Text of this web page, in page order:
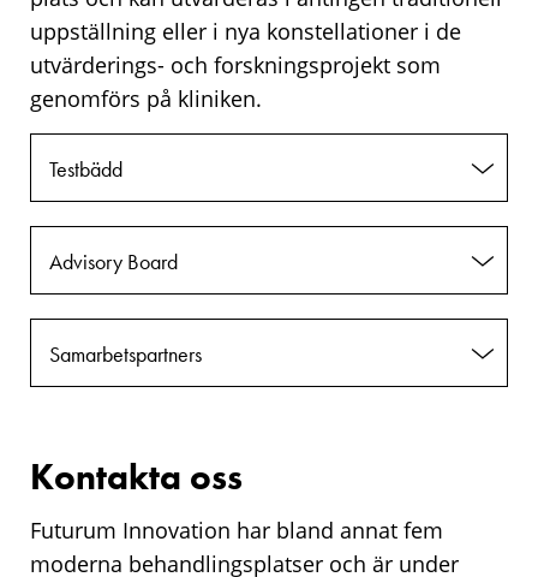
uppställning eller i nya konstellationer i de
utvärderings- och forskningsprojekt som
genomförs på kliniken.
Testbädd
Advisory Board
Samarbetspartners
Kontakta oss
Futurum Innovation har bland annat fem
moderna behandlingsplatser och är under